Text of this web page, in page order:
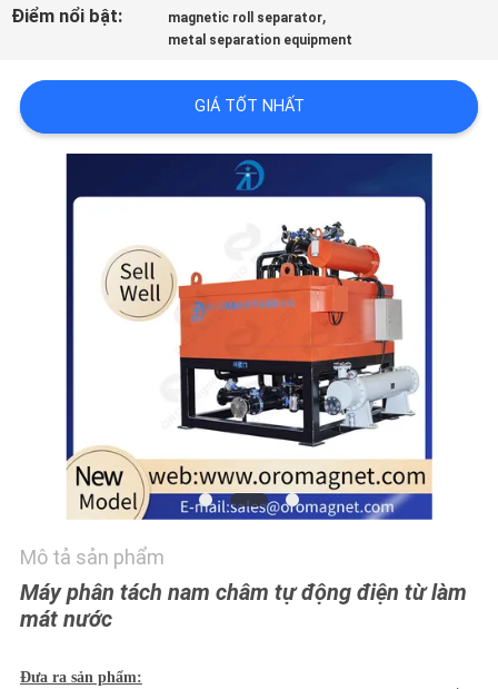
HỆ
CHÚNG
TRƯỜNG
SƠ
TRANG
Điểm nổi bật: magnetic roll separator,
metal separation equipment
GIÁ TỐT NHẤT
Mô tả sản phẩm
Máy phân tách nam châm tự động điện từ làm
mát nước
Đưa ra sản phẩm: